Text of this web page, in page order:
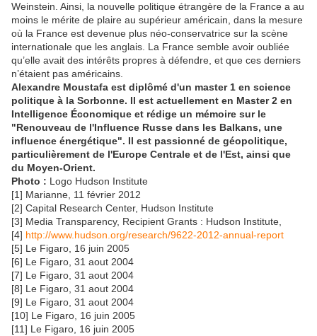
Weinstein. Ainsi, la nouvelle politique étrangère de la France a au
moins le mérite de plaire au supérieur américain, dans la mesure
où la France est devenue plus néo-conservatrice sur la scène
internationale que les anglais. La France semble avoir oubliée
qu’elle avait des intérêts propres à défendre, et que ces derniers
n’étaient pas américains.
Alexandre Moustafa est diplômé d'un master 1 en science
politique à la Sorbonne. Il est actuellement en Master 2 en
Intelligence Économique et rédige un mémoire sur le
"Renouveau de l'Influence Russe dans les Balkans, une
influence énergétique". Il est passionné de géopolitique,
particulièrement de l'Europe Centrale et de l'Est, ainsi que
du Moyen-Orient.
Photo : Logo Hudson Institute
[1] Marianne, 11 février 2012
[2] Capital Research Center, Hudson Institute
[3] Media Transparency, Recipient Grants : Hudson Institute,
[4] http://www.hudson.org/research/9622-2012-annual-report
[5] Le Figaro, 16 juin 2005
[6] Le Figaro, 31 aout 2004
[7] Le Figaro, 31 aout 2004
[8] Le Figaro, 31 aout 2004
[9] Le Figaro, 31 aout 2004
[10] Le Figaro, 16 juin 2005
[11] Le Figaro, 16 juin 2005